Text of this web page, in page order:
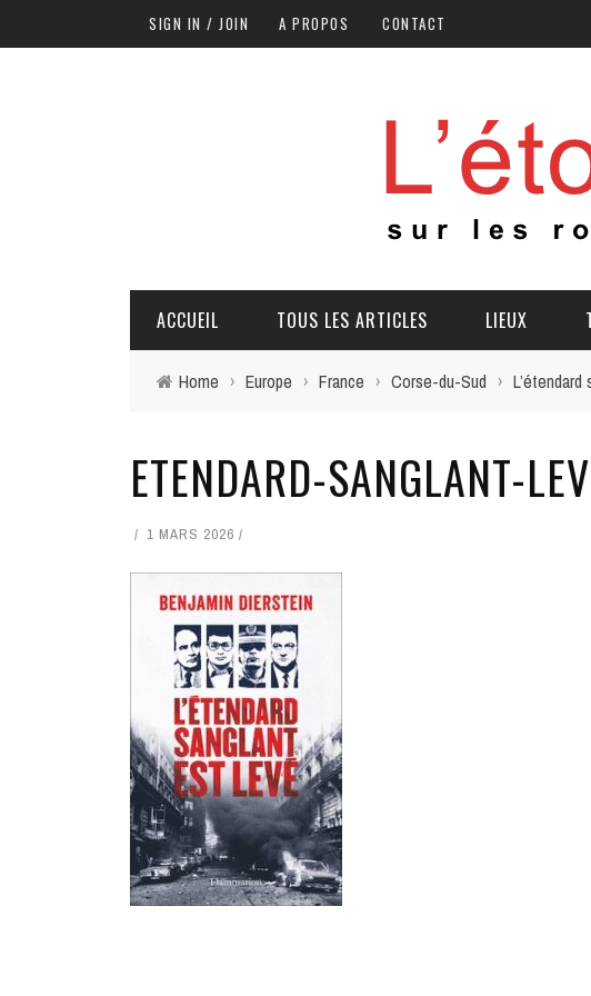
SIGN IN / JOIN A PROPOS CONTACT
ACCUEIL TOUS LES ARTICLES LIEUX
Home › Europe › France › Corse-du-Sud ›
ETENDARD-SANGLANT-
1 MARS 2026